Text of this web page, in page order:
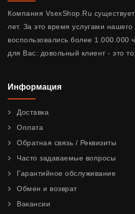
Компания VsexShop.Ru
лет. За это время услугами
воспользовались более 1.000.000
для Вас: довольный клиент - это
Информация
Доставка
Оплата
Обратная связь / Реквизиты
Часто задаваемые вопросы
Гарантийное обслуживание
Обмен и возврат
Вакансии